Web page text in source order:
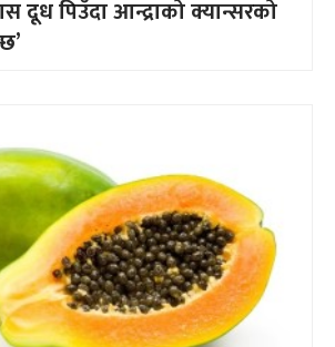
दूध पिउँदा आन्द्राको क्यान्सरको